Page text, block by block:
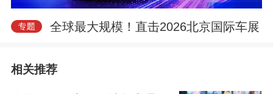
全球最大规模！直击2026北京国际车展
相关推荐